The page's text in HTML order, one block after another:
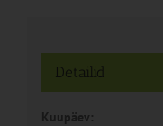
Detailid
Kuupäev: